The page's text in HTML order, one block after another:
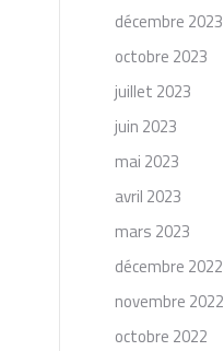
décembre 2023
octobre 2023
juillet 2023
juin 2023
mai 2023
avril 2023
mars 2023
décembre 2022
novembre 2022
octobre 2022